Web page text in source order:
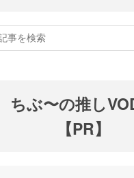
ちぶ〜の推し
【PR】